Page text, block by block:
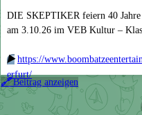
DIE SKEPTIKER feiern 40
am 3.10.26 im VEB Kultur –
▶️ https://
erfurt/
🔗Beitrag anzeigen